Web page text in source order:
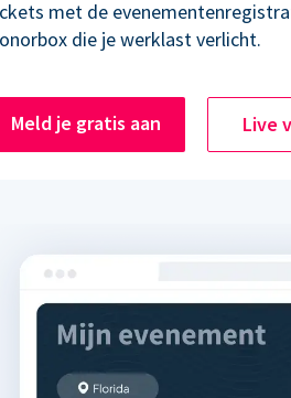
met de
die je werklast verlicht.
Meld je gratis aan Live